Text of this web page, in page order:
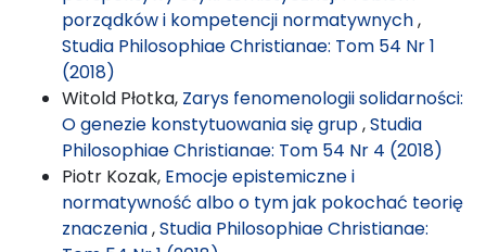
porządków i kompetencji normatywnych,
Studia Philosophiae Christianae: Tom 54 Nr 1
(2018)
Witold Płotka, Zarys fenomenologii solidarności:
O genezie konstytuowania się grup,Studia
Philosophiae Christianae: Tom 54 Nr 4 (2018)
Piotr Kozak, Emocje epistemiczne i
normatywność albo o tym jak pokochać teorię
znaczenia,Studia Philosophiae Christianae: